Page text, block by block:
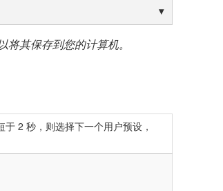
其保存到您的计算机。
2 秒，则选择下一个用户预设，